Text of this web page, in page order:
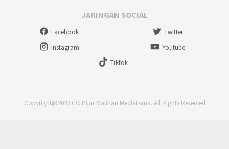
JARINGAN SOCIAL
Facebook
Twitter
Instagram
Youtube
Tiktok
Copyright@2023 CV. Pijar Malinau Mediatama. All Rights Reserved